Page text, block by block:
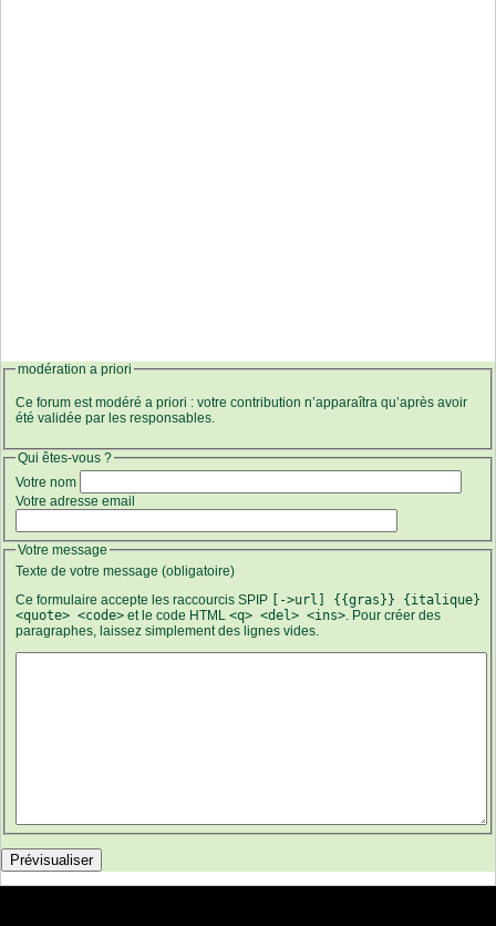
modération a priori
Ce forum est modéré a priori : votre contribution n’apparaîtra qu’après avoir
été validée par les responsables.
Qui êtes-vous ?
Votre nom
Votre adresse email
Votre message
Texte de votre message (obligatoire)
Ce formulaire accepte les raccourcis SPIP [->url] {{gras}} {italique}
<quote> <code> et le code HTML <q> <del> <ins> . Pour créer des
paragraphes, laissez simplement des lignes vides.